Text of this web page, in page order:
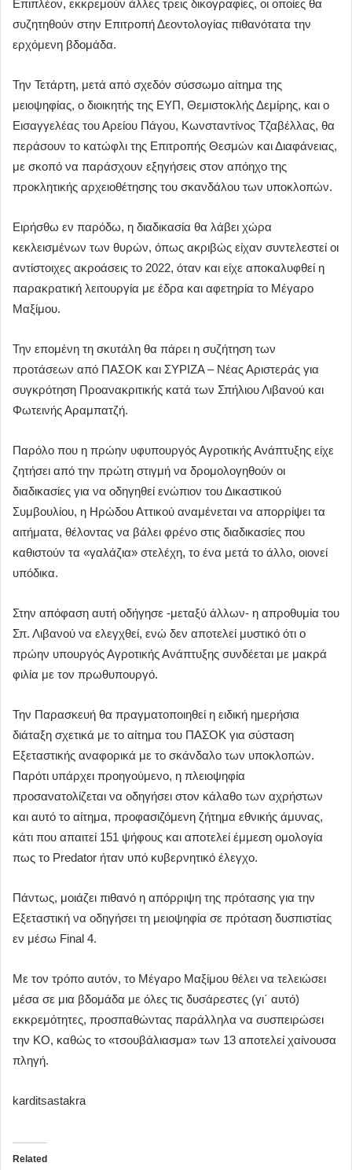
Επιπλέον, εκκρεμούν άλλες τρεις δικογραφίες, οι οποίες θα
συζητηθούν στην Επιτροπή Δεοντολογίας πιθανότατα την
ερχόμενη βδομάδα.
Την Τετάρτη, μετά από σχεδόν σύσσωμο αίτημα της
μειοψηφίας, ο διοικητής της ΕΥΠ, Θεμιστοκλής Δεμίρης, και ο
Εισαγγελέας του Αρείου Πάγου, Κωνσταντίνος Τζαβέλλας, θα
περάσουν το κατώφλι της Επιτροπής Θεσμών και Διαφάνειας,
με σκοπό να παράσχουν εξηγήσεις στον απόηχο της
προκλητικής αρχειοθέτησης του σκανδάλου των υποκλοπών.
Ειρήσθω εν παρόδω, η διαδικασία θα λάβει χώρα
κεκλεισμένων των θυρών, όπως ακριβώς είχαν συντελεστεί οι
αντίστοιχες ακροάσεις το 2022, όταν και είχε αποκαλυφθεί η
παρακρατική λειτουργία με έδρα και αφετηρία το Μέγαρο
Μαξίμου.
Την επομένη τη σκυτάλη θα πάρει η συζήτηση των
προτάσεων από ΠΑΣΟΚ και ΣΥΡΙΖΑ – Νέας Αριστεράς για
συγκρότηση Προανακριτικής κατά των Σπήλιου Λιβανού και
Φωτεινής Αραμπατζή.
Παρόλο που η πρώην υφυπουργός Αγροτικής Ανάπτυξης είχε
ζητήσει από την πρώτη στιγμή να δρομολογηθούν οι
διαδικασίες για να οδηγηθεί ενώπιον του Δικαστικού
Συμβουλίου, η Ηρώδου Αττικού αναμένεται να απορρίψει τα
αιτήματα, θέλοντας να βάλει φρένο στις διαδικασίες που
καθιστούν τα «γαλάζια» στελέχη, το ένα μετά το άλλο, οιονεί
υπόδικα.
Στην απόφαση αυτή οδήγησε -μεταξύ άλλων- η απροθυμία του
Σπ. Λιβανού να ελεγχθεί, ενώ δεν αποτελεί μυστικό ότι ο
πρώην υπουργός Αγροτικής Ανάπτυξης συνδέεται με μακρά
φιλία με τον πρωθυπουργό.
Την Παρασκευή θα πραγματοποιηθεί η ειδική ημερήσια
διάταξη σχετικά με το αίτημα του ΠΑΣΟΚ για σύσταση
Εξεταστικής αναφορικά με το σκάνδαλο των υποκλοπών.
Παρότι υπάρχει προηγούμενο, η πλειοψηφία
προσανατολίζεται να οδηγήσει στον κάλαθο των αχρήστων
και αυτό το αίτημα, προφασιζόμενη ζήτημα εθνικής άμυνας,
κάτι που απαιτεί 151 ψήφους και αποτελεί έμμεση ομολογία
πως το Predator ήταν υπό κυβερνητικό έλεγχο.
Πάντως, μοιάζει πιθανό η απόρριψη της πρότασης για την
Εξεταστική να οδηγήσει τη μειοψηφία σε πρόταση δυσπιστίας
εν μέσω Final 4.
Με τον τρόπο αυτόν, το Μέγαρο Μαξίμου θέλει να τελειώσει
μέσα σε μια βδομάδα με όλες τις δυσάρεστες (γι΄ αυτό)
εκκρεμότητες, προσπαθώντας παράλληλα να συσπειρώσει
την ΚΟ, καθώς το «τσουβάλιασμα» των 13 αποτελεί χαίνουσα
πληγή.
karditsastakra
Related